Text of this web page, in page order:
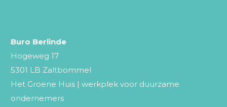
Buro Berlinde
Hogeweg 17
5301 LB Zaltbommel
Het Groene Huis | werkplek voor duurzame
ondernemers